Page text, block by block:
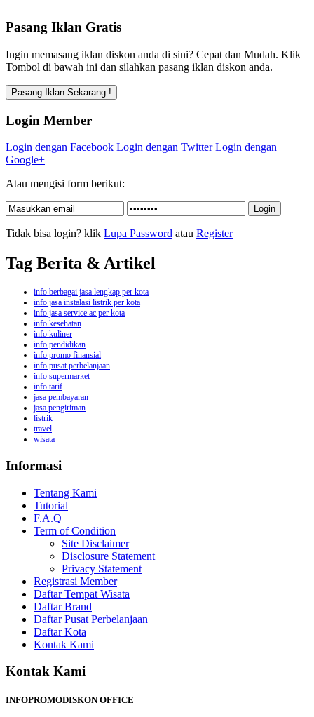
Pasang Iklan Gratis
Ingin memasang iklan diskon anda di sini? Cepat dan Mudah. Klik
Tombol di bawah ini dan silahkan pasang iklan diskon anda.
Login Member
Login dengan Facebook Login dengan Twitter Login dengan
Google+
Atau mengisi form berikut:
Tidak bisa login? klik Lupa Password atau Register
Tag Berita & Artikel
info berbagai jasa lengkap per kota
info jasa instalasi listrik per kota
info jasa service ac per kota
info kesehatan
info kuliner
info pendidikan
info promo finansial
info pusat perbelanjaan
info supermarket
info tarif
jasa pembayaran
jasa pengiriman
listrik
travel
wisata
Informasi
Tentang Kami
Tutorial
F.A.Q
Term of Condition
Site Disclaimer
Disclosure Statement
Privacy Statement
Registrasi Member
Daftar Tempat Wisata
Daftar Brand
Daftar Pusat Perbelanjaan
Daftar Kota
Kontak Kami
Kontak Kami
INFOPROMODISKON OFFICE